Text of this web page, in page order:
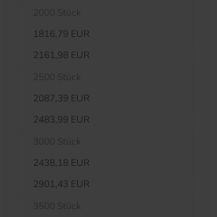
1816,79 EUR
2161,98 EUR
2087,39 EUR
2483,99 EUR
2438,18 EUR
2901,43 EUR